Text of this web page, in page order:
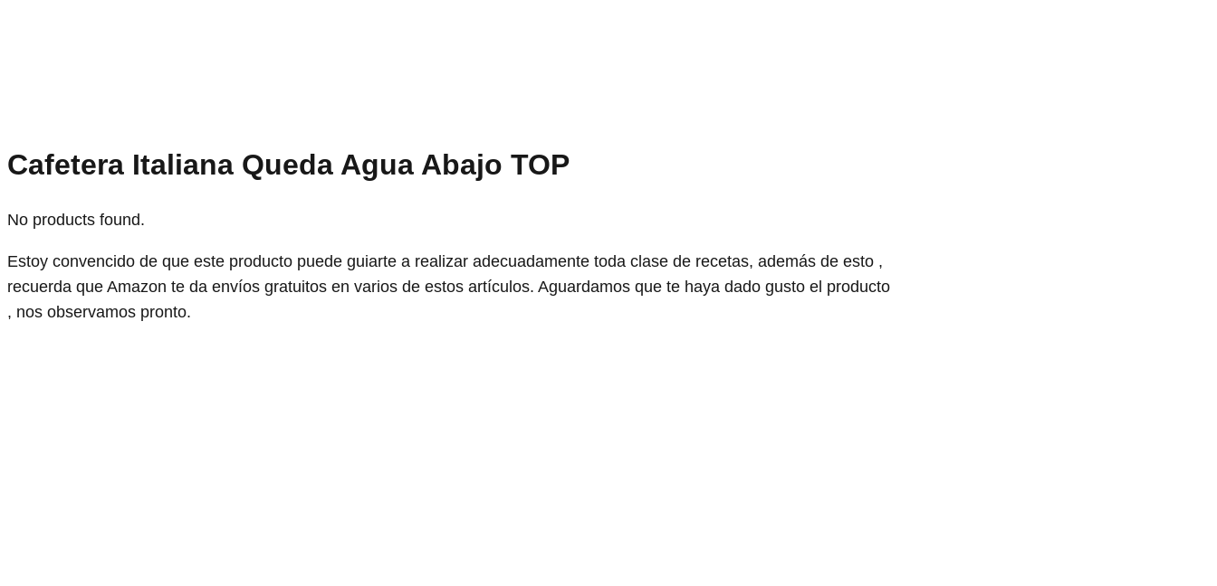
Cafetera Italiana Queda Agua Abajo TOP
No products found.
Estoy convencido de que este producto puede guiarte a realizar adecuadamente toda clase de recetas, además de esto ,
recuerda que Amazon te da envíos gratuitos en varios de estos artículos. Aguardamos que te haya dado gusto el producto
, nos observamos pronto.